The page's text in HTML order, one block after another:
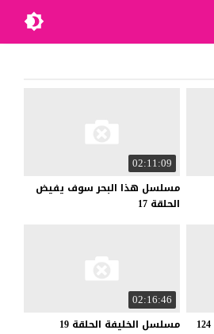
02:11:09
مسلسل هذا البحر سوف يفيض
الحلقة 17
124
02:16:46
مسلسل الخليفة الحلقة 19